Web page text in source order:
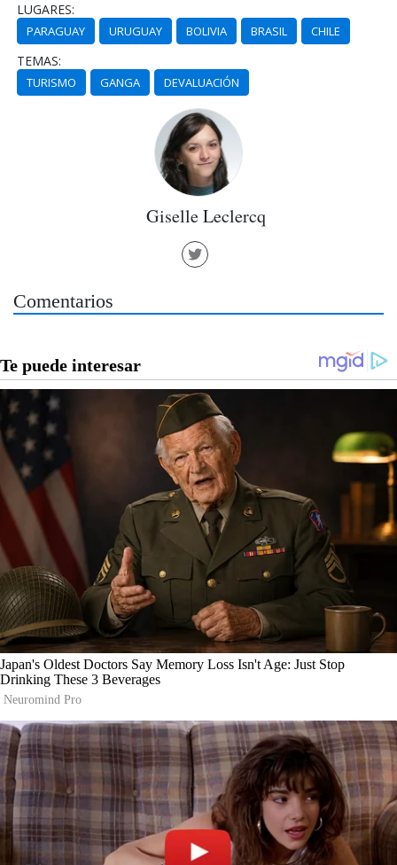
LUGARES:
PARAGUAY URUGUAY BOLIVIA BRASIL CHILE
TEMAS:
TURISMO GANGA DEVALUACIÓN
Giselle Leclercq
Comentarios